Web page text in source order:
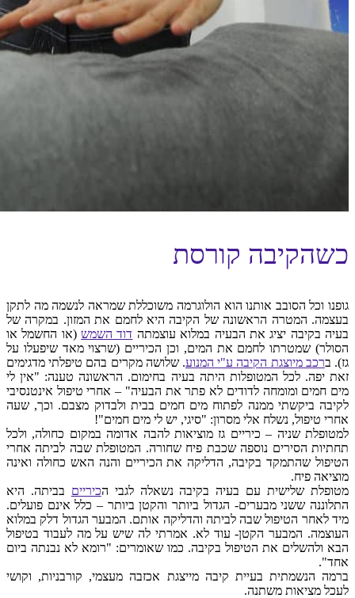
כשהקיבה קורסת
גופנו וכל הסובב אותנו הוא הולוגרמה משוכללת שמראה לנשמה מה לתקן
בעצמה. המטרה הראשונה של הקיבה היא לחמם את המזון. במקרה של
בעיה בקיבה יציג את הבעיה במלוא עוצמתה דוד השמש(או החשמל או
הסולר) שמטרתו לחמם את המים, וכן הכיריים (שרצוי מאד שיפעלו על
גז). ברכב מיוצגת הקיבה ע"י המנוע. שלושה מקרים בהם טיפלתי מדגימים
זאת יפה. לכל המטופלות היתה בעיה בחימום. הראשונה טענה: "אין לי
מים חמים ומומחה לדודים לא פתר את הבעיה" – אחרי טיפול אינטנסיבי
לקיבה ביקשתי ממנה לפתוח מים חמים בבית ולבדוק מצבם. וכך, שעה
אחרי טיפול, נשלח אלי מסרון: "סיגי, יש לי מים חמים"!
למטופלת שניה – כיריים גז מוציאות להבה אדומה במקום כחולה, ולכל
תחתיות הסירים נוספה שכבת פיח שחורה. המטופלת שבה לביתה אחרי
הטיפול שהתמקד בקיבה, הדליקה את הכיריים והנה האש כחולה ואינה
מוציאה פיח.
מטופלת שלישית עם בעיה בקיבה נשאלה לגבי הכיריים בביתה. היא
התלוננה ששני מבערים- הגדול ביותר והקטן ביותר – כלל אינם פועלים.
מיד לאחר הטיפול שבה לביתה והדליקה אותם. המבער הגדול דלק במלוא
העוצמה. המבער הקטן- עוד לא. אמרתי לה שיש על מה לעבוד בטיפול
הבא ולהשלים את הטיפול בקיבה. כמו שאומרים: "רומא לא נבנתה ביום
אחד".
ברמה הנשמתית בעיית קיבה מייצגת אכזבה מעצמי, קורבניות, וקושי
לעכל מציאות משתנה.